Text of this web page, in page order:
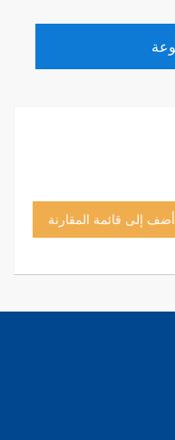
أضف إلى قائمة المقارنة